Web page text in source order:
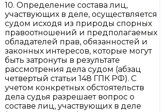
10. Определение состава лиц,
участвующих в деле, осуществляется
судом исходя из природы спорных
правоотношений и предполагаемых
обладателей прав, обязанностей и
законных интересов, которые могут
быть затронуты в результате
рассмотрения дела судом (абзац
четвертый статьи 148 ГПК РФ). С
учетом конкретных обстоятельств
дела судья разрешает вопрос о
составе лиц, участвующих в деле